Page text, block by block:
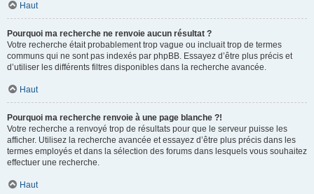
Haut
Pourquoi ma recherche ne renvoie aucun résultat ?
Votre recherche était probablement trop vague ou incluait trop de termes
communs qui ne sont pas indexés par phpBB. Essayez d’être plus précis et
d’utiliser les différents filtres disponibles dans la recherche avancée.
Haut
Pourquoi ma recherche renvoie à une page blanche ?!
Votre recherche a renvoyé trop de résultats pour que le serveur puisse les
afficher. Utilisez la recherche avancée et essayez d’être plus précis dans les
termes employés et dans la sélection des forums dans lesquels vous souhaitez
effectuer une recherche.
Haut